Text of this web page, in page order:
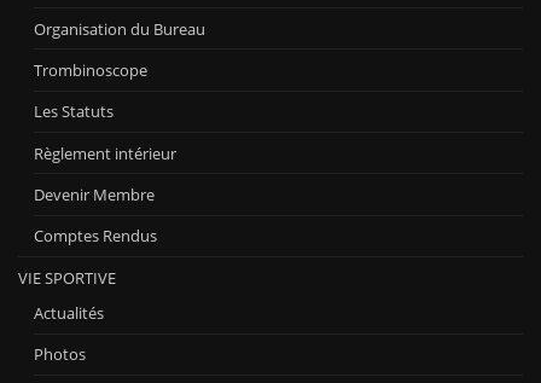
Organisation du Bureau
Trombinoscope
Les Statuts
Règlement intérieur
Devenir Membre
Comptes Rendus
VIE SPORTIVE
Actualités
Photos